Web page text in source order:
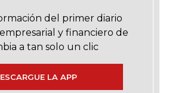
del primer diario
y financiero de
a tan solo un clic
LA APP